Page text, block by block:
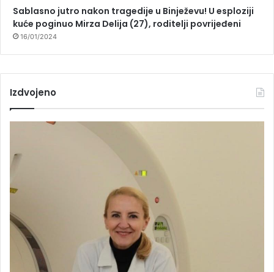
Sablasno jutro nakon tragedije u Binježevu! U esploziji
kuće poginuo Mirza Delija (27), roditelji povrijeđeni
16/01/2024
Izdvojeno